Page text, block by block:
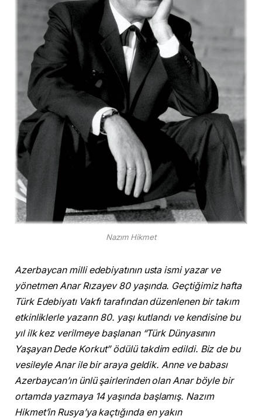
Nazım Hikmet
Azerbaycan milli edebiyatının usta ismi yazar ve
yönetmen Anar Rızayev 80 yaşında. Geçtiğimiz hafta
Türk Edebiyatı Vakfı tarafından düzenlenen bir takım
etkinliklerle yazarın 80. yaşı kutlandı ve kendisine bu
yıl ilk kez verilmeye başlanan “Türk Dünyasının
Yaşayan Dede Korkut” ödülü takdim edildi. Biz de bu
vesileyle Anar ile bir araya geldik. Anne ve babası
Azerbaycan’ın ünlü şairlerinden olan Anar böyle bir
ortamda yazmaya 14 yaşında başlamış. Nazım
Hikmet’in Rusya’ya kaçtığında en yakın